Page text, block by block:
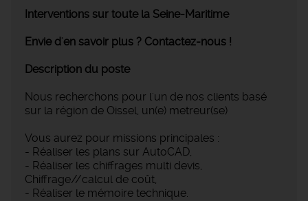
Interventions sur toute la Seine-Maritime
Envie d'en savoir plus ? Contactez-nous !
Description du poste
Nous recherchons pour l'un de nos clients basé
sur la région de Oissel, un(e) metreur(se)
Vous aurez pour missions principales :
- Réaliser les plans sur AutoCAD,
- Réaliser les chiffrages multi devis,
Chiffrage//calcul de coût,
- Réaliser le mémoire technique.